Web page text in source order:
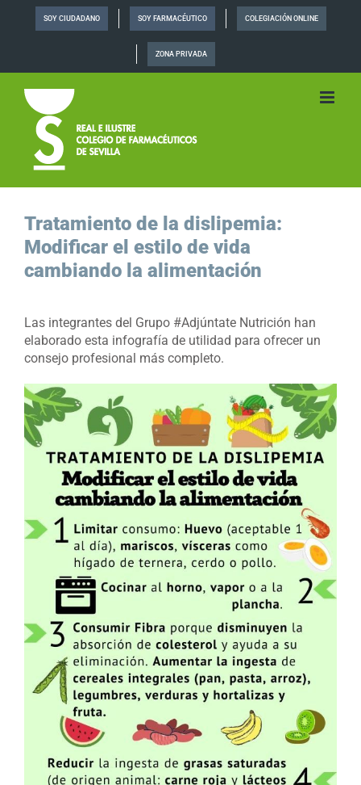
SOY CIUDADANO SOY FARMACÉUTICO COLEGIACIÓN ONLINE
ZONA PRIVADA
Tratamiento de la dislipemia:
Modificar el estilo de vida
cambiando la alimentación
Las integrantes del Grupo #Adjúntate Nutrición han
elaborado esta infografía de utilidad para ofrecer un
consejo profesional más completo.